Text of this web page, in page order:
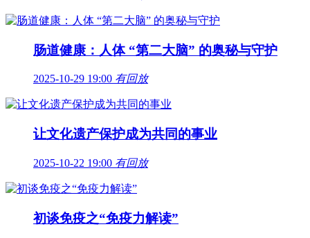
肠道健康：人体 “第二大脑” 的奥秘与守护
2025-10-29 19:00 有回放
让文化遗产保护成为共同的事业
2025-10-22 19:00 有回放
初谈免疫之“免疫力解读”